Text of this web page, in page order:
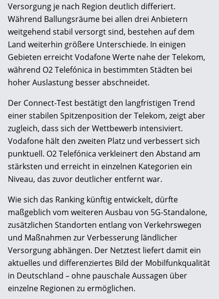
Versorgung je nach Region deutlich differiert.
Während Ballungsräume bei allen drei Anbietern
weitgehend stabil versorgt sind, bestehen auf dem
Land weiterhin größere Unterschiede. In einigen
Gebieten erreicht Vodafone Werte nahe der Telekom,
während O2 Telefónica in bestimmten Städten bei
hoher Auslastung besser abschneidet.
Der Connect-Test bestätigt den langfristigen Trend
einer stabilen Spitzenposition der Telekom, zeigt aber
zugleich, dass sich der Wettbewerb intensiviert.
Vodafone hält den zweiten Platz und verbessert sich
punktuell. O2 Telefónica verkleinert den Abstand am
stärksten und erreicht in einzelnen Kategorien ein
Niveau, das zuvor deutlicher entfernt war.
Wie sich das Ranking künftig entwickelt, dürfte
maßgeblich vom weiteren Ausbau von 5G-Standalone,
zusätzlichen Standorten entlang von Verkehrswegen
und Maßnahmen zur Verbesserung ländlicher
Versorgung abhängen. Der Netztest liefert damit ein
aktuelles und differenziertes Bild der Mobilfunkqualität
in Deutschland – ohne pauschale Aussagen über
einzelne Regionen zu ermöglichen.